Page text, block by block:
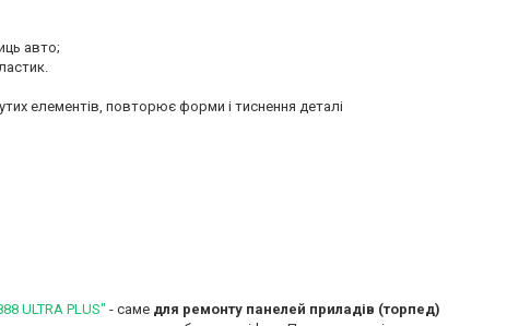
авто;
елементів, повторює форми і тиснення деталі
ULTRA PLUS" - саме для ремонту панелей приладів (торпед)